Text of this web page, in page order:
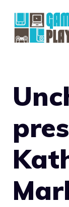
contenuto